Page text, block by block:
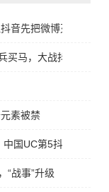
音先把微博灭了
买马，大战抖音
素被禁
国UC第5抖音第6
“战事”升级